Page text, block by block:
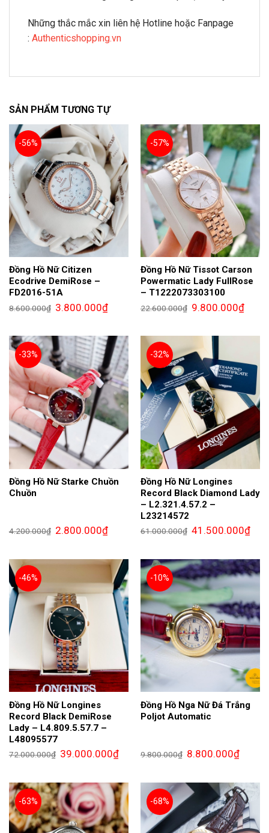
Những thắc mắc xin liên hệ Hotline hoặc Fanpage
: Authenticshopping.vn
SẢN PHẨM TƯƠNG TỰ
-56%
Đồng Hồ Nữ Citizen
Ecodrive DemiRose –
FD2016-51A
8.600.000₫ Giá
gốc
3.800.000₫Giá
hiện
3.800.000₫.
-57%
Đồng Hồ Nữ Tissot Carson
Powermatic Lady FullRose
– T1222073303100
22.600.000₫ Giá
gốc
9.800.000₫Giá
hiện
-33%
Đồng Hồ Nữ Starke Chuồn
Chuồn
4.200.000₫ Giá
gốc
2.800.000₫Giá
hiện
2.800.000₫.
-32%
Đồng Hồ Nữ Longines
Record Black Diamond Lady
– L2.321.4.57.2 –
L23214572
61.000.000₫ Giá
gốc
41.500.000₫Giá
hiện
-46%
Đồng Hồ Nữ Longines
Record Black DemiRose
Lady – L4.809.5.57.7 –
L48095577
72.000.000₫ Giá
gốc
39.000.000₫Giá
hiện
39.000.000₫.
-10%
Đồng Hồ Nga Nữ Đá Trắng
Poljot Automatic
9.800.000₫ Giá
gốc
8.800.000₫Giá
hiện
-63%
-68%